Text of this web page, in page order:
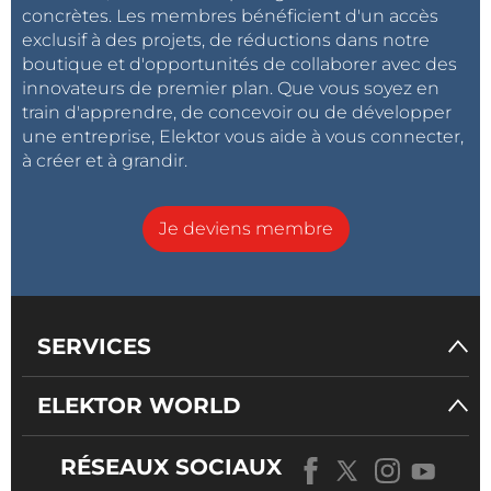
manière à obtenir l’excursion à pleine échelle de
l’aiguille (1 mA). Il est conseillé de reprendre ce
réglage pour l’affiner.
Note importante
Comme cet appareil est en contact avec la peau, il
9 V mais en aucun cas par un adaptateur relié au
réseau électrique 230 V !
concrètes. Les membres bénéficient d'un accès
exclusif à des projets, de réductions dans notre
boutique et d'opportunités de collaborer avec des
innovateurs de premier plan. Que vous soyez en
train d'apprendre, de concevoir ou de développer
une entreprise, Elektor vous aide à vous connecter,
à créer et à grandir.
Je deviens membre
SERVICES
ELEKTOR WORLD
RÉSEAUX SOCIAUX